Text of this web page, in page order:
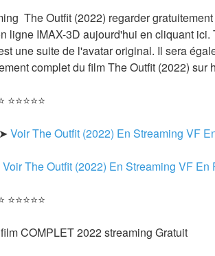
The Outfit (2022) regarder
ligne IMAX-3D aujourd'hui en cliquant
une suite de l'avatar original. Il sera
complet du film The Outfit (2022) sur
⭐⭐⭐⭐⭐
Voir The Outfit (2022) En Streaming VF
Voir The Outfit (2022) En Streaming VF En
⭐⭐⭐⭐⭐
COMPLET 2022 streaming Gratuit